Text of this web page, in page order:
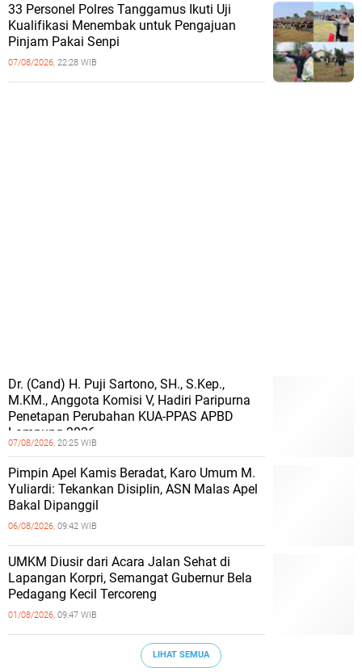
33 Personel Polres Tanggamus Ikuti Uji
Kualifikasi Menembak untuk Pengajuan
Pinjam Pakai Senpi
07/08/2026, 22:28 WIB
Dr. (Cand) H. Puji Sartono, SH., S.Kep.,
M.KM., Anggota Komisi V, Hadiri Paripurna
Penetapan Perubahan KUA-PPAS APBD
Lampung 2026
07/08/2026, 20:25 WIB
Pimpin Apel Kamis Beradat, Karo Umum M.
Yuliardi: Tekankan Disiplin, ASN Malas Apel
Bakal Dipanggil
06/08/2026, 09:42 WIB
UMKM Diusir dari Acara Jalan Sehat di
Lapangan Korpri, Semangat Gubernur Bela
Pedagang Kecil Tercoreng
01/08/2026, 09:47 WIB
LIHAT SEMUA